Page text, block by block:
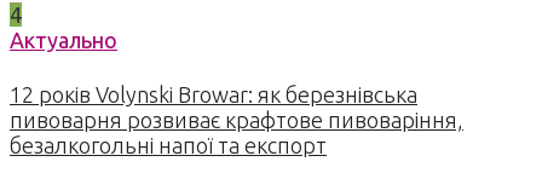
4
Актуально
12 років Volynski Browar: як березнівська
пивоварня розвиває крафтове пивоваріння,
безалкогольні напої та експорт